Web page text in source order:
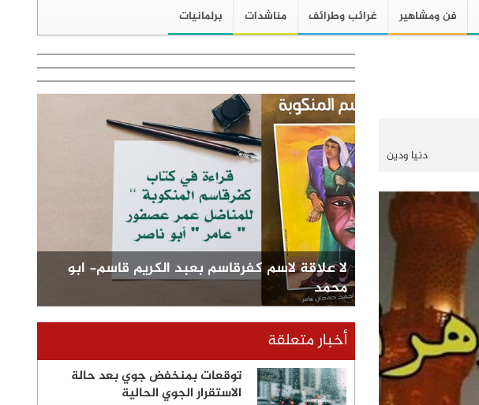
فن ومشاهير غرائب وطرائف مناشدات برلمانيات
دنيا ودين
لا علاقة لاسم كفرقاسم بعبد الكريم قاسم- ابو
محمد
أخبار متعلقة
توقعات بمنخفض جوي بعد حالة
الاستقرار الجوي الحالية